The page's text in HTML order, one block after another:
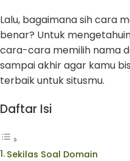
Lalu, bagaimana sih cara
benar? Untuk
cara-cara memilih nama
sampai akhir agar kamu
terbaik untuk situsmu.
Daftar Isi
Sekilas Soal Domain